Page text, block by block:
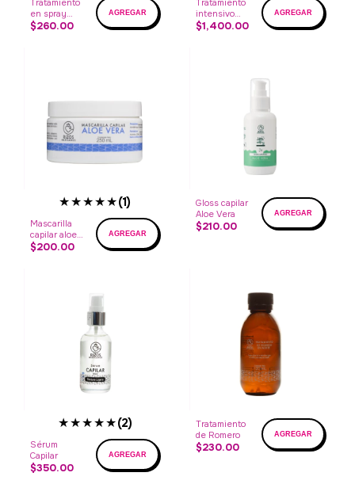
Tratamiento
en spray
con
$260.00
Tratamiento
intensivo
capilar
$1,400.00
★★★★★(1)
Mascarilla
capilar aloe
vera
$200.00
Gloss capilar
Aloe Vera
$210.00
★★★★★(2)
Sérum
Capilar
$350.00
Tratamiento
de Romero
$230.00